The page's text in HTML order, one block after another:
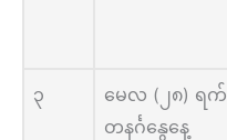
၃
မေလ (၂၈) ရက်
တနင်္ဂနွေနေ့